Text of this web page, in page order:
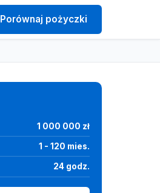
Porównaj pożyczki
1 000 000 zł
1 - 120 mies.
24 godz.